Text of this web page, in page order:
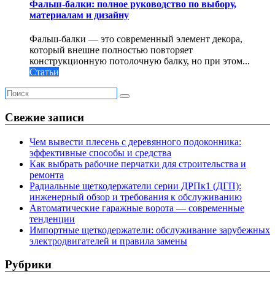
Фальш-балки: полное руководство по выбору,
материалам и дизайну
Фальш-балки — это современный элемент декора,
который внешне полностью повторяет
конструкционную потолочную балку, но при этом...
Статьи
Свежие записи
Чем вывести плесень с деревянного подоконника:
эффективные способы и средства
Как выбрать рабочие перчатки для строительства и
ремонта
Радиальные щеткодержатели серии ДРПк1 (ДГП):
инженерный обзор и требования к обслуживанию
Автоматические гаражные ворота — современные
тенденции
Импортные щеткодержатели: обслуживание зарубежных
электродвигателей и правила замены
Рубрики